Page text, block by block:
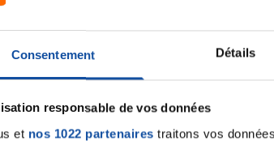
Consentement Détails
responsable de vos données
et nos 1022 partenaires traitons vos
d’Eric Vivier portent
innée* dans le
labellisée
changer la